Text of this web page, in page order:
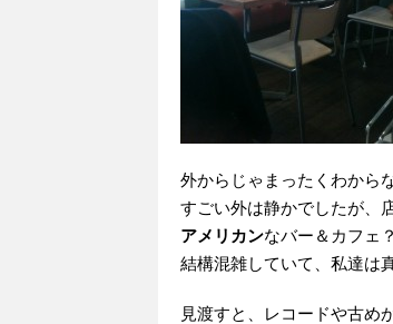
外からじゃまったくわから
すごい外は静かでしたが、
アメリカンなバー＆カフェ
結構混雑していて、私達は
見渡すと、レコードや古め